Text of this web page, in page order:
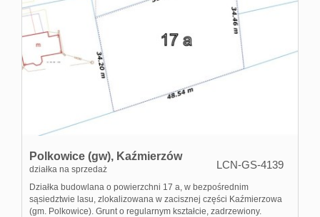
Polkowice (gw), Kaźmierzów
działka na sprzedaż LCN-GS-4139
Działka budowlana o powierzchni 17 a, w bezpośrednim
sąsiedztwie lasu, zlokalizowana w zacisznej części Kaźmierzowa
(gm. Polkowice). Grunt o regularnym kształcie, zadrzewiony.